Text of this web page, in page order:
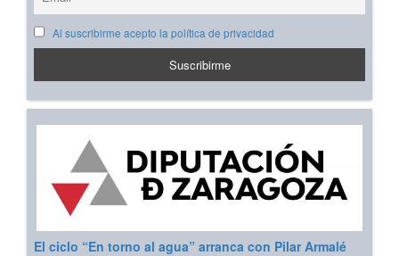
Al suscribirme acepto la política de privacidad
El ciclo “En torno al agua” arranca con Pilar Armalé